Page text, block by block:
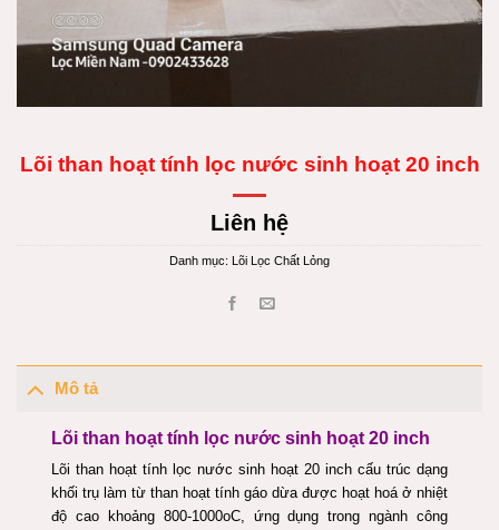
Lõi than hoạt tính lọc nước sinh hoạt 20 inch
Liên hệ
Danh mục: Lõi Lọc Chất Lỏng
Mô tả
Lõi than hoạt tính lọc nước sinh hoạt 20 inch
Lõi than hoạt tính lọc nước sinh hoạt 20 inch cấu trúc dạng
khối trụ làm từ than hoạt tính gáo dừa được hoạt hoá ở nhiệt
độ cao khoảng 800-1000oC, ứng dụng trong ngành công